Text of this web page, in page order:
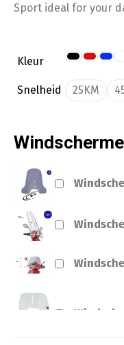
Sport ideal for your
Kleur
Snelheid 25KM